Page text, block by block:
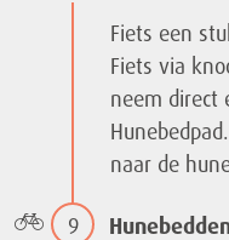
Fiets een
Fiets via
neem direct
naar de
9